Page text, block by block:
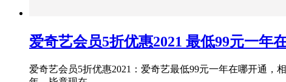
爱奇艺会员5折优惠2021 最低99元一年
爱奇艺会员5折优惠2021：爱奇艺最低99元一年在哪开通